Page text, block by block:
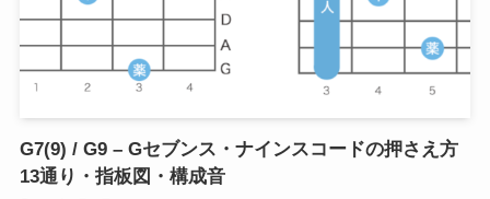
G7(9) / G9 – Gセブンス・ナインスコードの押さえ方
13通り・指板図・構成音